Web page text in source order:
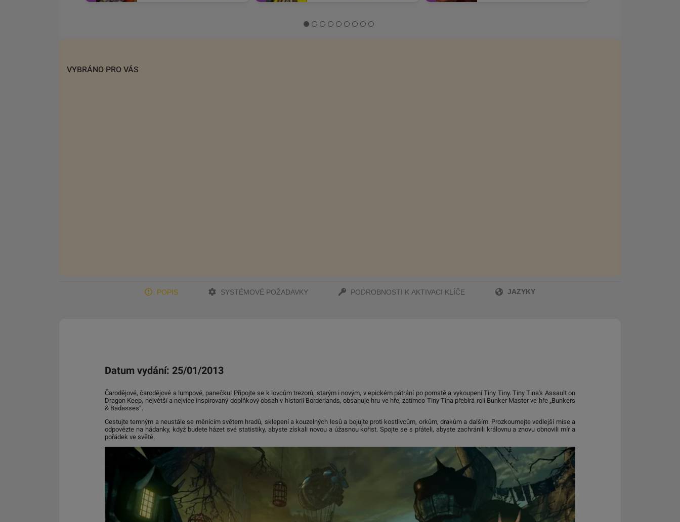
VYBRÁNO PRO VÁS
POPIS SYSTÉMOVÉ POŽADAVKY PODROBNOSTI K AKTIVACI KLÍČE JAZYKY
Datum vydání: 25/01/2013
Čarodějové, čarodějové a lumpové, panečku! Připojte se k lovcům trezorů, starým i novým, v epickém pátrání po pomstě a vykoupení Tiny Tiny. Tiny Tina's Assault on
Dragon Keep, největší a nejvíce inspirovaný doplňkový obsah v historii Borderlands, obsahuje hru ve hře, zatímco Tiny Tina přebírá roli Bunker Master ve hře „Bunkers
& Badasses“.
Cestujte temným a neustále se měnícím světem hradů, sklepení a kouzelných lesů a bojujte proti kostlivcům, orkům, drakům a dalším. Prozkoumejte vedlejší mise a
odpovězte na hádanky, když budete házet své statistiky, abyste získali novou a úžasnou kořist. Spojte se s přáteli, abyste zachránili královnu a znovu obnovili mír a
pořádek ve světě.